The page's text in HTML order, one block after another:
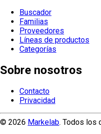
Buscador
Familias
Proveedores
Líneas de productos
Categorías
Sobre nosotros
Contacto
Privacidad
© 2026 Markelab. Todos los